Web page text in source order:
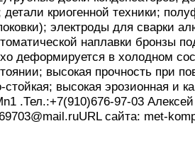
детали криогенной техники;
электроды для сварки
наплавки бронзы
деформируется в холодном
высокая прочность при
стойкая; высокая эрозионная и
.Тел.:+7(910)676-97-03 Алексей
сайта: met-